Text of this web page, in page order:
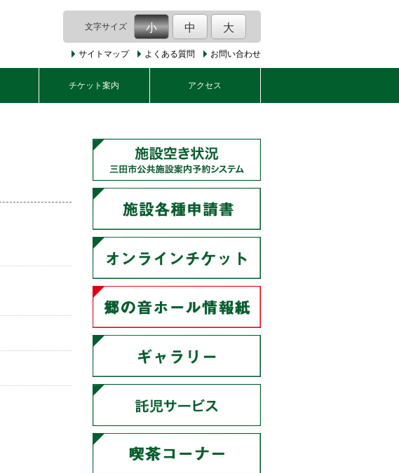
文字サイズ 小 中 大
サイトマップ よくある質問 お問い合わせ
チケット案内 アクセス